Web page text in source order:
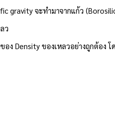
gravity จะทำมาจากแก้ว
ว
Density ของเหลวอย่างถูกต้อง